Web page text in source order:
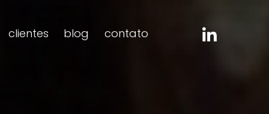
clientes blog contato